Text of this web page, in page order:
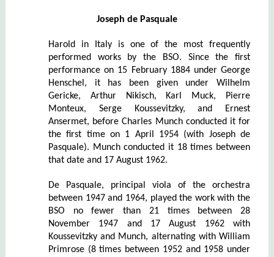
Joseph de Pasquale
Harold in Italy is one of the most frequently
performed works by the BSO. Since the first
performance on 15 February 1884 under George
Henschel, it has been given under Wilhelm
Gericke, Arthur Nikisch, Karl Muck, Pierre
Monteux, Serge Koussevitzky, and Ernest
Ansermet, before Charles Munch conducted it for
the first time on 1 April 1954 (with Joseph de
Pasquale). Munch conducted it 18 times between
that date and 17 August 1962.
De Pasquale, principal viola of the orchestra
between 1947 and 1964, played the work with the
BSO no fewer than 21 times between 28
November 1947 and 17 August 1962 with
Koussevitzky and Munch, alternating with William
Primrose (8 times between 1952 and 1958 under